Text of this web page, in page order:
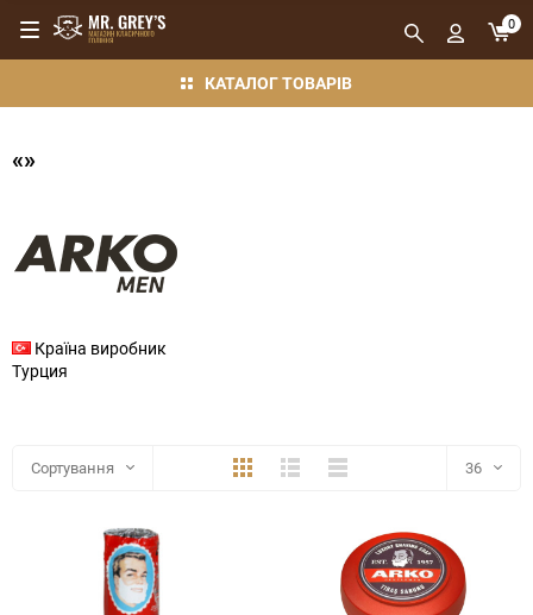
КАТАЛОГ ТОВАРІВ
0
«»
Країна виробник
Турция
Сортування ПлиткаДетальноКомпактно 36
48